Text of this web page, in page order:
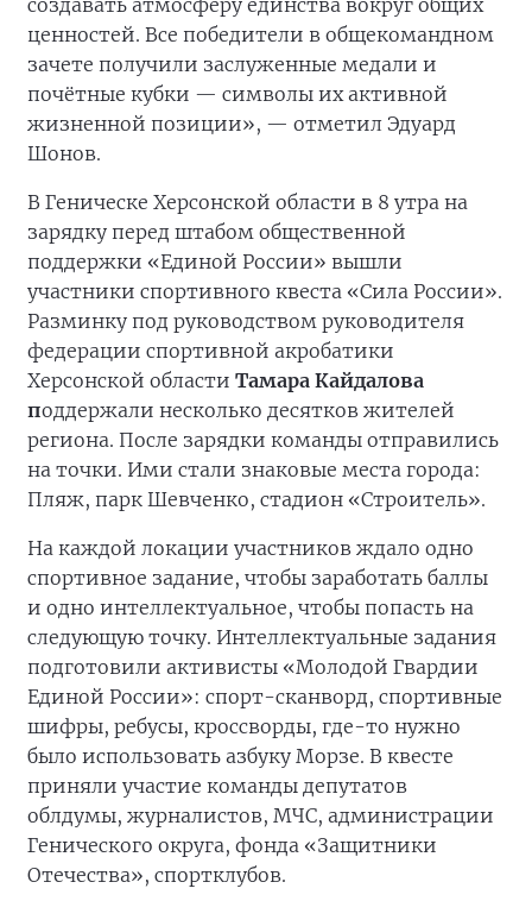
создавать атмосферу единства вокруг общих
ценностей. Все победители в общекомандном
зачете получили заслуженные медали и
почётные кубки — символы их активной
жизненной позиции», — отметил Эдуард
Шонов.
В Геническе Херсонской области в 8 утра на
зарядку перед штабом общественной
поддержки «Единой России» вышли
участники спортивного квеста «Сила России».
Разминку под руководством руководителя
федерации спортивной акробатики
Херсонской области Тамара Кайдалова
поддержали несколько десятков жителей
региона. После зарядки команды отправились
на точки. Ими стали знаковые места города:
Пляж, парк Шевченко, стадион «Строитель».
На каждой локации участников ждало одно
спортивное задание, чтобы заработать баллы
и одно интеллектуальное, чтобы попасть на
следующую точку. Интеллектуальные задания
подготовили активисты «Молодой Гвардии
Единой России»: спорт-сканворд, спортивные
шифры, ребусы, кроссворды, где-то нужно
было использовать азбуку Морзе. В квесте
приняли участие команды депутатов
облдумы, журналистов, МЧС, администрации
Генического округа, фонда «Защитники
Отечества», спортклубов.